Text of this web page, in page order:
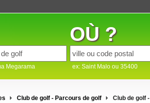
Megarama
OÙ ?
ex: Saint Malo ou 35400
Club de golf - Parcours de golf
Club de golf -